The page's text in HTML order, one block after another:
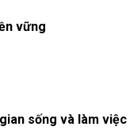
vững
sống và làm